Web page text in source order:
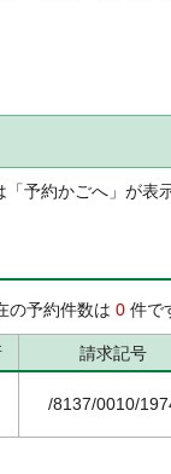
「予約かごへ」が表
の予約件数は 0 件で
請求記号
/8137/0010/